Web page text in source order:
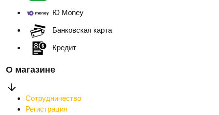
Ю Money
Банковская карта
Кредит
О магазине
Сотрудничество
Регистрация